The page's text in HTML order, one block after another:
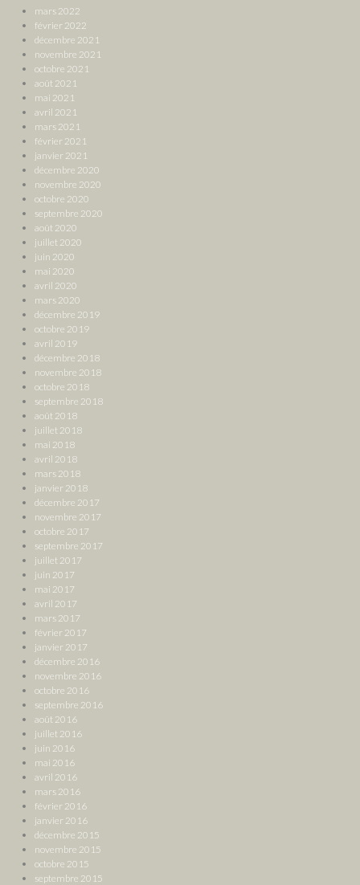
mars 2022
février 2022
décembre 2021
novembre 2021
octobre 2021
août 2021
mai 2021
avril 2021
mars 2021
février 2021
janvier 2021
décembre 2020
novembre 2020
octobre 2020
septembre 2020
août 2020
juillet 2020
juin 2020
mai 2020
avril 2020
mars 2020
décembre 2019
octobre 2019
avril 2019
décembre 2018
novembre 2018
octobre 2018
septembre 2018
août 2018
juillet 2018
mai 2018
avril 2018
mars 2018
janvier 2018
décembre 2017
novembre 2017
octobre 2017
septembre 2017
juillet 2017
juin 2017
mai 2017
avril 2017
mars 2017
février 2017
janvier 2017
décembre 2016
novembre 2016
octobre 2016
septembre 2016
août 2016
juillet 2016
juin 2016
mai 2016
avril 2016
mars 2016
février 2016
janvier 2016
décembre 2015
novembre 2015
octobre 2015
septembre 2015